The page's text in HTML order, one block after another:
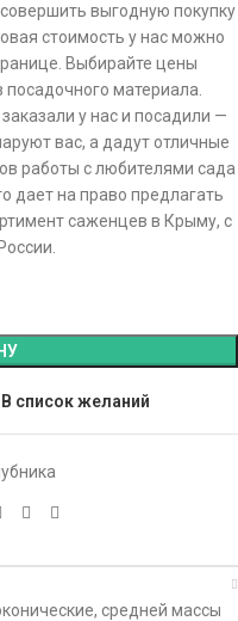
выгодную покупку
стоимость у нас можно
Выбирайте цены
материала.
у нас и посадили —
вас, а дадут отличные
работы с любителями сада
дает на право предлагать
саженцев в Крыму, с
В список желаний
средней массы